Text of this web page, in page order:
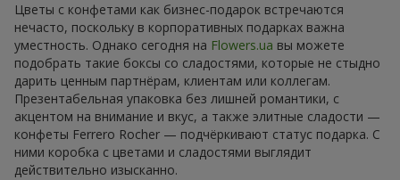
Цветы с конфетами как бизнес-подарок встречаются
нечасто, поскольку в корпоративных подарках важна
уместность. Однако сегодня на Flowers.ua вы можете
подобрать такие боксы со сладостями, которые не стыдно
дарить ценным партнёрам, клиентам или коллегам.
Презентабельная упаковка без лишней романтики, с
акцентом на внимание и вкус, а также элитные сладости —
конфеты Ferrero Rocher — подчёркивают статус подарка. С
ними коробка с цветами и сладостями выглядит
действительно изысканно.